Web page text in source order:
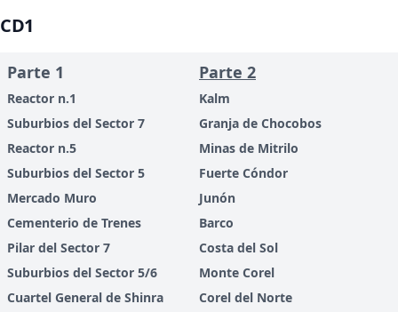
CD1
Parte 1
Reactor n.1
Suburbios del Sector 7
Reactor n.5
Suburbios del Sector 5
Mercado Muro
Cementerio de Trenes
Pilar del Sector 7
Suburbios del Sector 5/6
Cuartel General de Shinra
Parte 2
Kalm
Granja de Chocobos
Minas de Mitrilo
Fuerte Cóndor
Junón
Barco
Costa del Sol
Monte Corel
Corel del Norte